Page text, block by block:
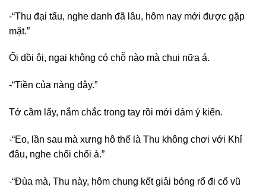
-“Thu đại tẩu, nghe danh đã lâu, hôm nay mới được gặp
mặt.”
Ối dồi ôi, ngại không có chỗ nào mà chui nữa á.
-“Tiền của nàng đây.”
Tớ cầm lấy, nắm chắc trong tay rồi mới dám ý kiến.
-“Eo, lần sau mà xưng hô thế là Thu không chơi với Khỉ
đâu, nghe chối chối à.”
-“Đùa mà, Thu này, hôm chung kết giải bóng rổ đi cổ vũ